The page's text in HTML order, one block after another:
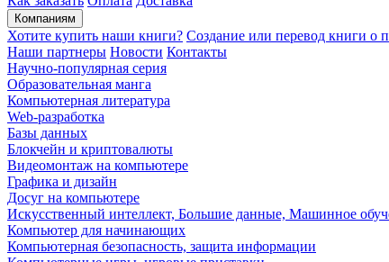
Компаниям
Хотите купить наши книги? Создание или перевод книги о
Наши партнеры Новости Контакты
Научно-популярная серия
Образовательная манга
Компьютерная литература
Web-разработка
Базы данных
Блокчейн и криптовалюты
Видеомонтаж на компьютере
Графика и дизайн
Досуг на компьютере
Искусственный интеллект, Большие данные, Машинное
Компьютер для начинающих
Компьютерная безопасность, защита информации